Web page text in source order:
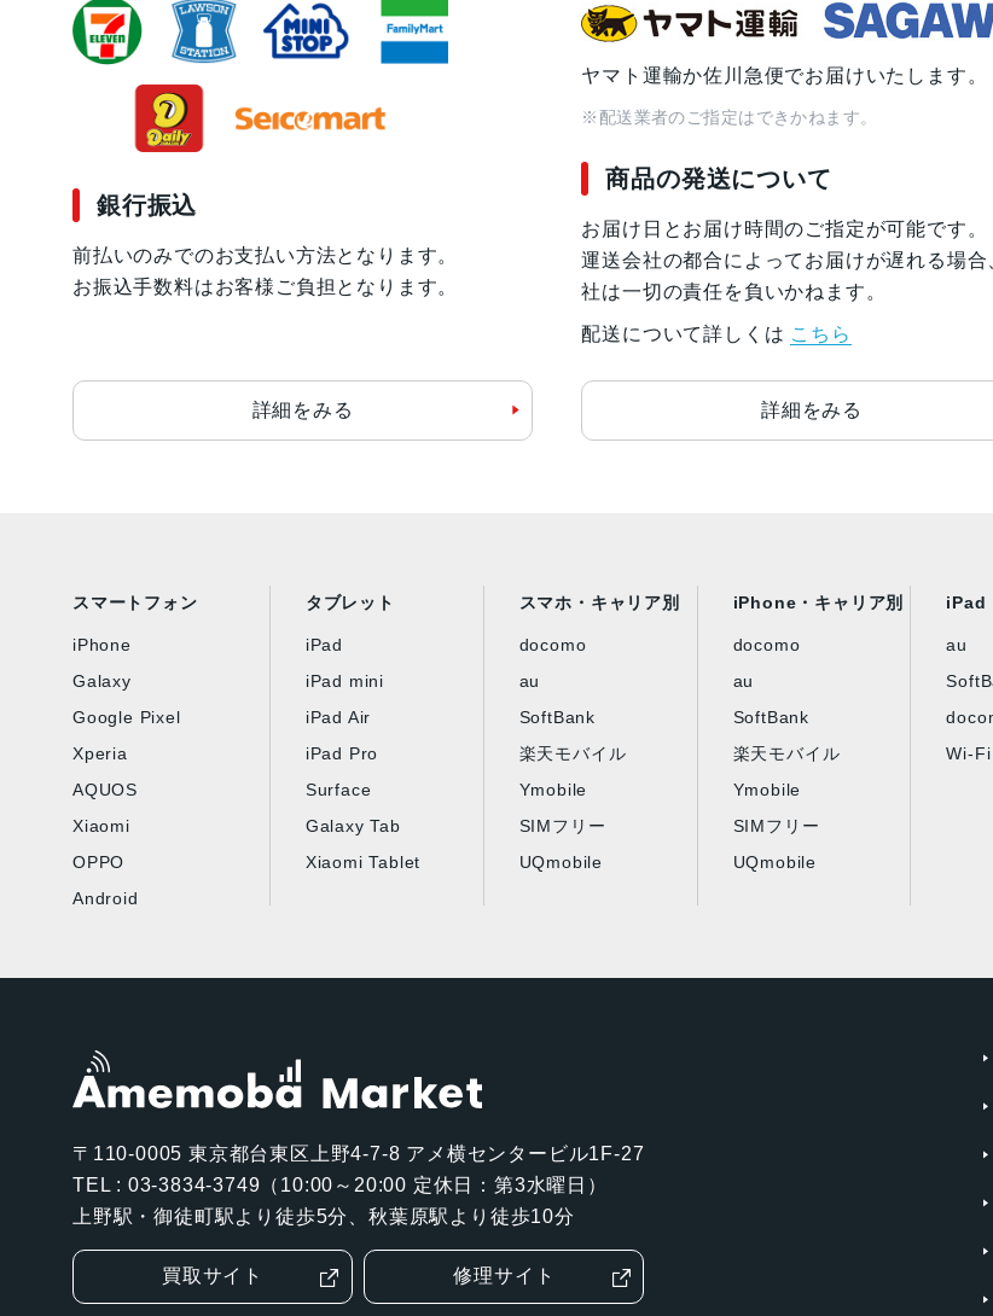
銀行振込
前払いのみでのお支払い方法となります。
お振込手数料はお客様ご負担となります。
詳細をみる
ヤマト運輸か佐川急便でお届けいたします。
※配送業者のご指定はできかねます。
商品の発送について
お届け日とお届け時間のご指定が可能です。
運送会社の都合によってお届けが遅れる場合
社は一切の責任を負いかねます。
配送について詳しくは こちら
詳細をみる
スマートフォン
iPhone
Galaxy
Google Pixel
Xperia
AQUOS
Xiaomi
OPPO
Android
タブレット
iPad
iPad mini
iPad Air
iPad Pro
Surface
Galaxy Tab
Xiaomi Tablet
スマホ・キャリア別
docomo
au
SoftBank
楽天モバイル
Ymobile
SIMフリー
UQmobile
iPhone・キャリア別
docomo
au
SoftBank
楽天モバイル
Ymobile
SIMフリー
UQmobile
iPad
au
Wi-Fi
〒110-0005 東京都台東区上野4-7-8 アメ横センタービル1F-27
TEL : 03-3834-3749（10:00～20:00 定休日：第3水曜日）
上野駅・御徒町駅より徒歩5分、秋葉原駅より徒歩10分
買取サイト 修理サイト